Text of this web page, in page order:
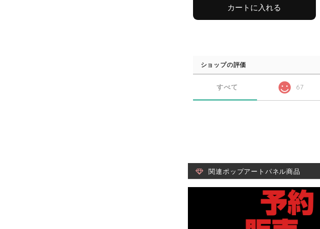
カートに入れる
ショップの評価
すべて 67
関連ポップアートパネル商品